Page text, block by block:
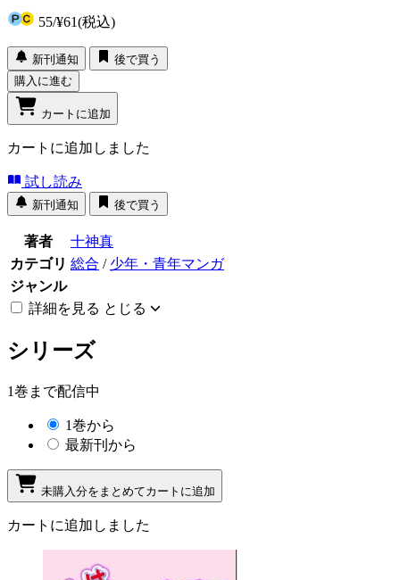
55/¥61(税込)
新刊通知
後で買う
購入に進む
カートに追加
カートに追加しました
試し読み
新刊通知 後で買う
著者
十神真
カテゴリ 総合 / 少年・青年マンガ
ジャンル
詳細を見る とじる
シリーズ
1巻まで配信中
1巻から
最新刊から
未購入分をまとめてカートに追加
カートに追加しました